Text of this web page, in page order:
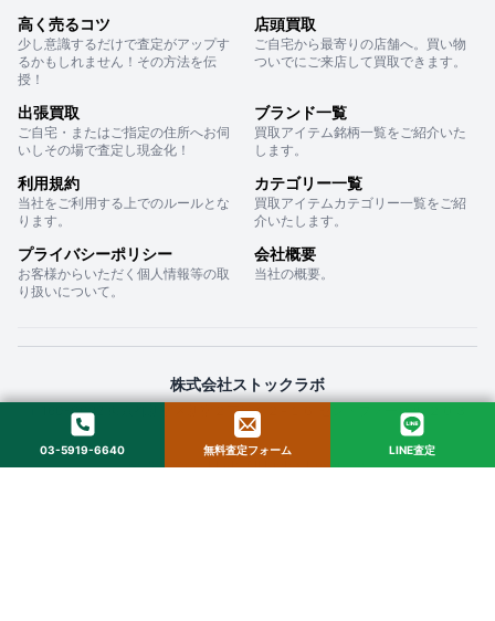
高く売るコツ
少し意識するだけで査定がアップす
るかもしれません！その方法を伝
授！
店頭買取
ご自宅から最寄りの店舗へ。買い物
ついでにご来店して買取できます。
出張買取
ご自宅・またはご指定の住所へお伺
いしその場で査定し現金化！
ブランド一覧
買取アイテム銘柄一覧をご紹介いた
します。
利用規約
当社をご利用する上でのルールとな
ります。
カテゴリー一覧
買取アイテムカテゴリー一覧をご紹
介いたします。
プライバシーポリシー
お客様からいただく個人情報等の取
り扱いについて。
会社概要
当社の概要。
株式会社ストックラボ
〒160-0022 東京都新宿区新宿２丁目１２−１６ セントフォービル ２０３
© 2025 StockLab. All Rights Reserved.
03-5919-6640 無料査定フォーム LINE査定